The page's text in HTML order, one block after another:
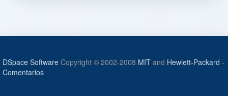
DSpace Software Copyright © 2002-2008 MIT and Hewlett-Packard -
Comentarios